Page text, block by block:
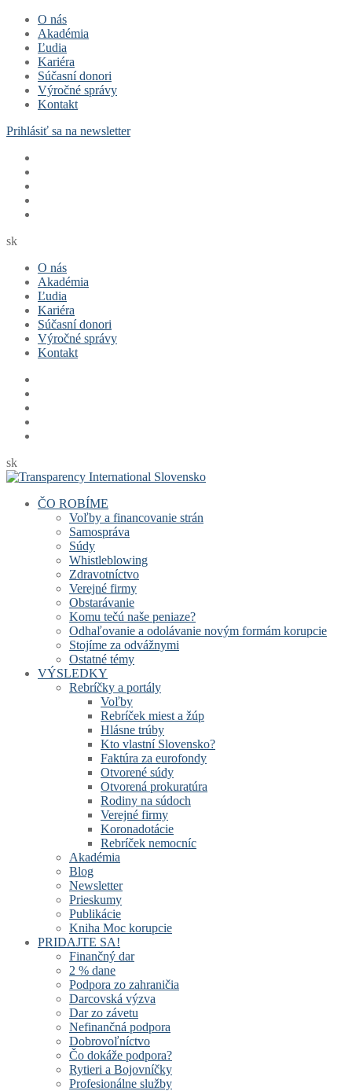
Preskočiť
obsah
Menu
ZavrieťO nás
Akadémia
Ľudia
Kariéra
Súčasní donori
Výročné správy
Kontakt
Prihlásiť sa na newsletter
sk
O nás
Akadémia
Ľudia
Kariéra
Súčasní donori
Výročné správy
Kontakt
sk
ČO ROBÍME
Voľby a financovanie strán
Samospráva
Súdy
Whistleblowing
Zdravotníctvo
Verejné firmy
Obstarávanie
Komu tečú naše peniaze?
Odhaľovanie a odolávanie novým formám korupcie
Stojíme za odvážnymi
Ostatné témy
VÝSLEDKY
Rebríčky a portály
Voľby
Rebríček miest a žúp
Hlásne trúby
Kto vlastní Slovensko?
Faktúra za eurofondy
Otvorené súdy
Otvorená prokuratúra
Rodiny na súdoch
Verejné firmy
Koronadotácie
Rebríček nemocníc
Akadémia
Blog
Newsletter
Prieskumy
Publikácie
Kniha Moc korupcie
PRIDAJTE SA!
Finančný dar
2 % dane
Podpora zo zahraničia
Darcovská výzva
Dar zo závetu
Nefinančná podpora
Dobrovoľníctvo
Čo dokáže podpora?
Rytieri a Bojovníčky
Profesionálne služby